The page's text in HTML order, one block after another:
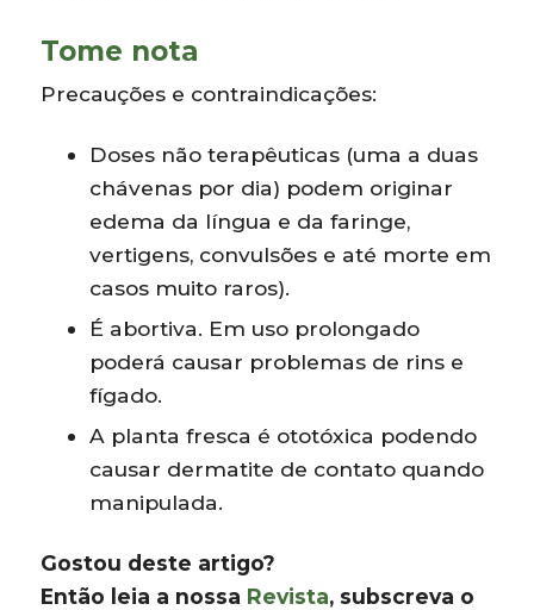
Tome nota
Precauções e contraindicações:
Doses não terapêuticas (uma a duas
chávenas por dia) podem originar
edema da língua e da faringe,
vertigens, convulsões e até morte em
casos muito raros).
É abortiva. Em uso prolongado
poderá causar problemas de rins e
fígado.
A planta fresca é ototóxica podendo
causar dermatite de contato quando
manipulada.
Gostou deste artigo?
Então leia a nossa Revista, subscreva o